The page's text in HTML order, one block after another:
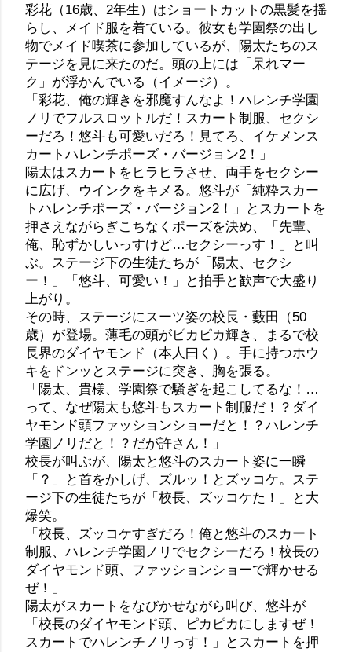
彩花（16歳、2年生）はショートカットの黒髪を揺
らし、メイド服を着ている。彼女も学園祭の出し
物でメイド喫茶に参加しているが、陽太たちのス
テージを見に来たのだ。頭の上には「呆れマー
ク」が浮かんでいる（イメージ）。
「彩花、俺の輝きを邪魔すんなよ！ハレンチ学園
ノリでフルスロットルだ！スカート制服、セクシ
ーだろ！悠斗も可愛いだろ！見てろ、イケメンス
カートハレンチポーズ・バージョン2！」
陽太はスカートをヒラヒラさせ、両手をセクシー
に広げ、ウインクをキメる。悠斗が「純粋スカー
トハレンチポーズ・バージョン2！」とスカートを
押さえながらぎこちなくポーズを決め、「先輩、
俺、恥ずかしいっすけど…セクシーっす！」と叫
ぶ。ステージ下の生徒たちが「陽太、セクシ
ー！」「悠斗、可愛い！」と拍手と歓声で大盛り
上がり。
その時、ステージにスーツ姿の校長・藪田（50
歳）が登場。薄毛の頭がピカピカ輝き、まるで校
長界のダイヤモンド（本人曰く）。手に持つホウ
キをドンッとステージに突き、胸を張る。
「陽太、貴様、学園祭で騒ぎを起こしてるな！…
って、なぜ陽太も悠斗もスカート制服だ！？ダイ
ヤモンド頭ファッションショーだと！？ハレンチ
学園ノリだと！？だが許さん！」
校長が叫ぶが、陽太と悠斗のスカート姿に一瞬
「？」と首をかしげ、ズルッ！とズッコケ。ステ
ージ下の生徒たちが「校長、ズッコケた！」と大
爆笑。
「校長、ズッコケすぎだろ！俺と悠斗のスカート
制服、ハレンチ学園ノリでセクシーだろ！校長の
ダイヤモンド頭、ファッションショーで輝かせる
ぜ！」
陽太がスカートをなびかせながら叫び、悠斗が
「校長のダイヤモンド頭、ピカピカにしますぜ！
スカートでハレンチノリっす！」とスカートを押